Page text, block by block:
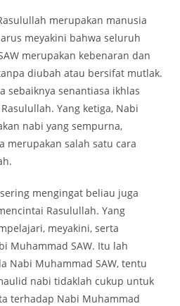
merupakan manusia
meyakini bahwa seluruh
merupakan kebenaran dan
diubah atau bersifat mutlak.
sebaiknya senantiasa ikhlas
Yang ketiga, Nabi
nabi yang sempurna,
merupakan salah satu cara
mengingat beliau juga
Rasulullah. Yang
meyakini, serta
Muhammad SAW. Itu lah
Nabi Muhammad SAW, tentu
nabi tidaklah cukup untuk
terhadap Nabi Muhammad